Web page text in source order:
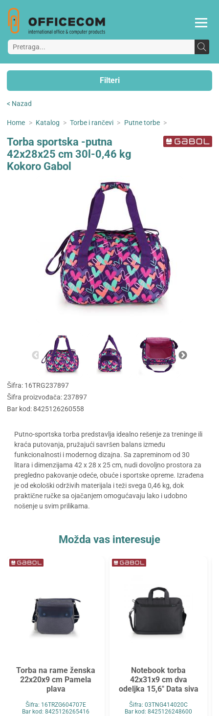
Filteri
< Nazad
Home > Katalog > Torbe i rančevi > Putne torbe >
Torba sportska -putna
42x28x25 cm 30l-0,46 kg
Kokoro Gabol
Šifra: 16TRG237897
Šifra proizvođača: 237897
Bar kod: 8425126260558
Putno-sportska torba predstavlja idealno rešenje za treninge ili
kraća putovanja, pružajući savršen balans između
funkcionalnosti i modernog dizajna. Sa zapreminom od 30
litara i dimenzijama 42 x 28 x 25 cm, nudi dovoljno prostora za
pregledno pakovanje odeće, obuće i sportske opreme. Izrađena
je od ekološki održivih materijala i teži svega 0,46 kg, dok
praktične ručke sa ojačanjem omogućavaju lako i udobno
nošenje u svim prilikama.
Možda vas interesuje
Torba na rame ženska
22x20x9 cm Pamela
plava
Šifra: 16TRZG604707E
Bar kod: 8425126265416
Notebook torba
42x31x9 cm dva
odeljka 15,6" Data siva
Šifra: 03TNG414020C
Bar kod: 8425126248600